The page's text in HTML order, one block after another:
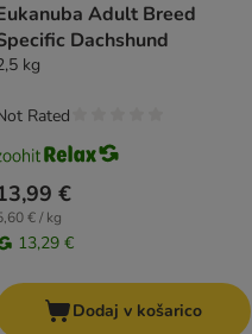
Adult Breed
Dachshund
kg
€
€ / kg
13,29 €
Rated
Dodaj v košarico